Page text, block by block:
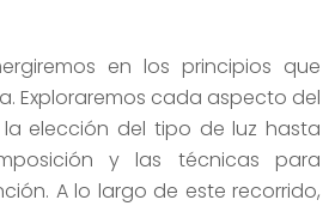
en los principios que
Exploraremos cada aspecto del
elección del tipo de luz hasta
y las técnicas para
A lo largo de este recorrido,